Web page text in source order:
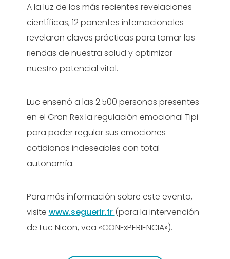
A la luz de las más recientes revelaciones
científicas, 12 ponentes internacionales
revelaron claves prácticas para tomar las
riendas de nuestra salud y optimizar
nuestro potencial vital.
Luc enseñó a las 2.500 personas presentes
en el Gran Rex la regulación emocional Tipi
para poder regular sus emociones
cotidianas indeseables con total
autonomía.
Para más información sobre este evento,
visite www.seguerir.fr (para la intervención
de Luc Nicon, vea «CONFxPERIENCIA»).